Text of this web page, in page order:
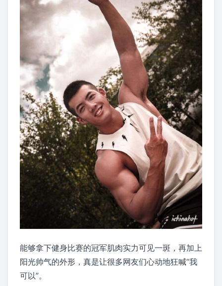
能够拿下健身比赛的冠军肌肉实力可见一斑，再加上
阳光帅气的外形，真是让很多网友们心动地狂喊“我
可以”。